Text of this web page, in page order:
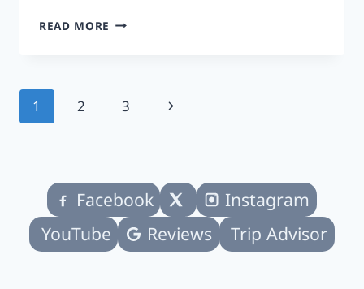
READ MORE 5
MARMARASBÓL:
SZIGETEI
|
2026
Page
1 2 3
Next
Facebook
Instagram
YouTube
Reviews Trip Advisor